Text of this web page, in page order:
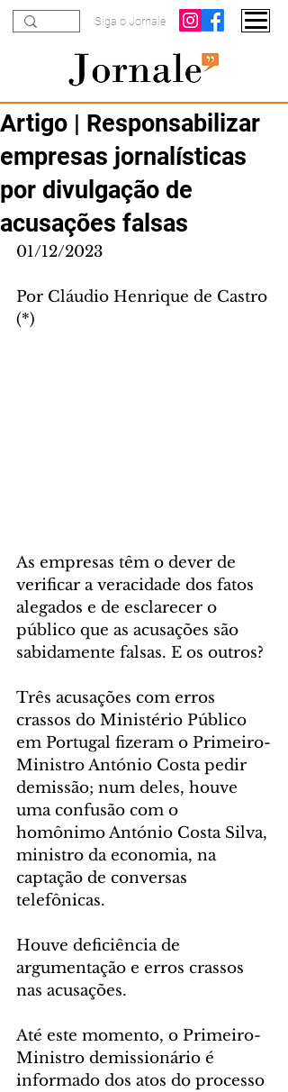
Siga o Jornale
Artigo | Responsabilizar
empresas jornalísticas
por divulgação de
acusações falsas
01/12/2023
Por Cláudio Henrique de Castro
(*)
As empresas têm o dever de
verificar a veracidade dos fatos
alegados e de esclarecer o
público que as acusações são
sabidamente falsas. E os outros?
Três acusações com erros
crassos do Ministério Público
em Portugal fizeram o Primeiro-
Ministro António Costa pedir
demissão; num deles, houve
uma confusão com o
homônimo António Costa Silva,
ministro da economia, na
captação de conversas
telefônicas.
Houve deficiência de
argumentação e erros crassos
nas acusações.
Até este momento, o Primeiro-
Ministro demissionário é
informado dos atos do processo